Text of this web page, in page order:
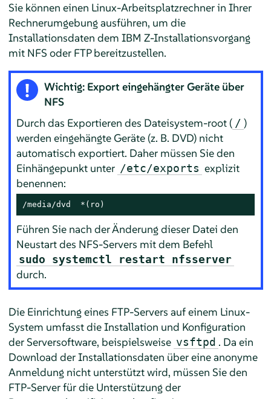
Sie können einen Linux-Arbeitsplatzrechner in Ihrer
Rechnerumgebung ausführen, um die
Installationsdaten dem IBM Z-Installationsvorgang
mit NFS oder FTP bereitzustellen.
Wichtig: Export eingehängter Geräte über
NFS
Durch das Exportieren des Dateisystem-root ( / )
werden eingehängte Geräte (z. B. DVD) nicht
automatisch exportiert. Daher müssen Sie den
Einhängepunkt unter /etc/exports explizit
benennen:
/media/dvd  *(ro)
Führen Sie nach der Änderung dieser Datei den
Neustart des NFS-Servers mit dem Befehl
sudo systemctl restart nfsserver
durch.
Die Einrichtung eines FTP-Servers auf einem Linux-
System umfasst die Installation und Konfiguration
der Serversoftware, beispielsweise vsftpd . Da ein
Download der Installationsdaten über eine anonyme
Anmeldung nicht unterstützt wird, müssen Sie den
FTP-Server für die Unterstützung der